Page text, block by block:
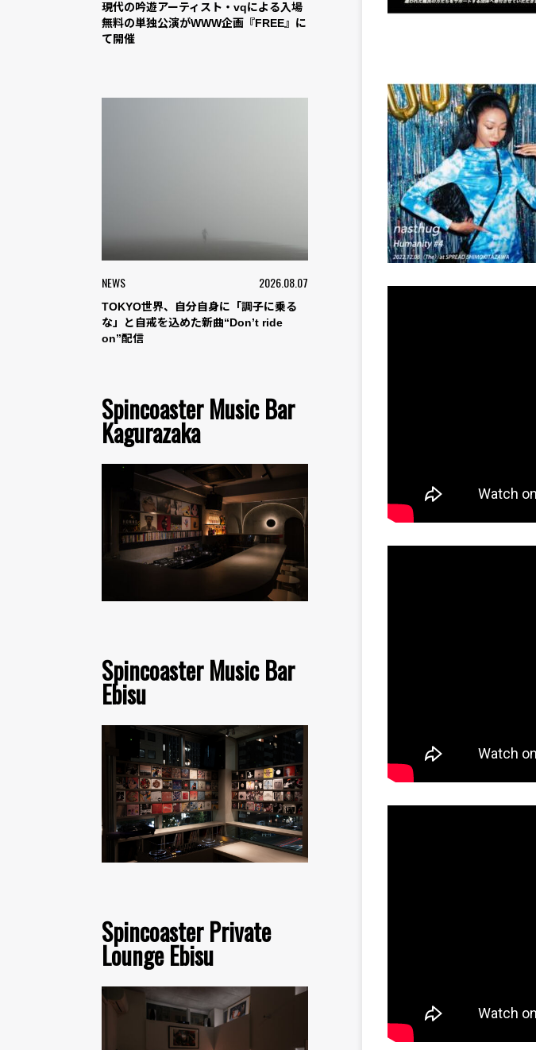
現代の吟遊アーティスト・vqによる入場
無料の単独公演がWWW企画『FREE』に
て開催
NEWS 2026.08.07
TOKYO世界、自分自身に「調子に乗る
な」と自戒を込めた新曲“Don’t ride
on”配信
Spincoaster Music Bar
Kagurazaka
Spincoaster Music Bar
Ebisu
Spincoaster Private
Lounge Ebisu